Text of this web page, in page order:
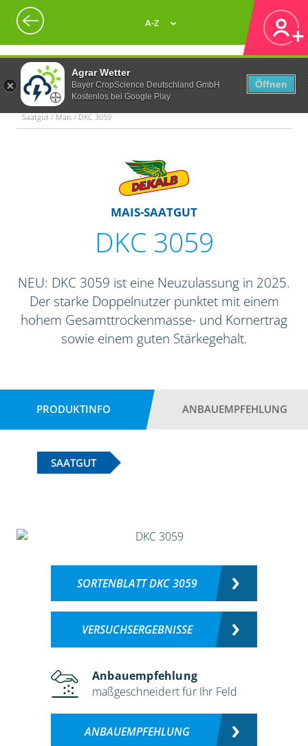
Agrar Wetter
Bayer CropScience Deutschland GmbH
Kostenlos bei Google Play
Öffnen
A-Z
Saatgut / Mais / DKC 3059
MAIS-SAATGUT
DKC 3059
NEU: DKC 3059 ist eine Neuzulassung in 2025.
Der starke Doppelnutzer punktet mit einem
hohem Gesamttrockenmasse- und Kornertrag
sowie einem guten Stärkegehalt.
PRODUKTINFO ANBAUEMPFEHLUNG
SAATGUT
SORTENBLATT DKC 3059
VERSUCHSERGEBNISSE
Anbauempfehlung
maßgeschneidert für Ihr Feld
ANBAUEMPFEHLUNG